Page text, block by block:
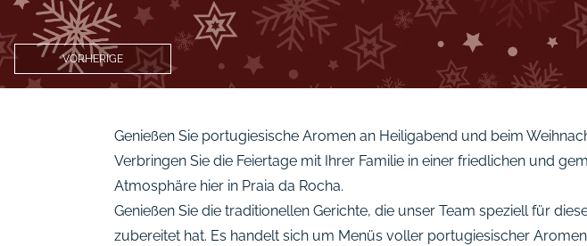
VORHERIGE
Genießen Sie portugiesische Aromen an Heiligabend und beim
Verbringen Sie die Feiertage mit Ihrer Familie in einer friedlichen und
Atmosphäre hier in Praia da Rocha.
Genießen Sie die traditionellen Gerichte, die unser Team speziell für
zubereitet hat. Es handelt sich um Menüs voller portugiesischer